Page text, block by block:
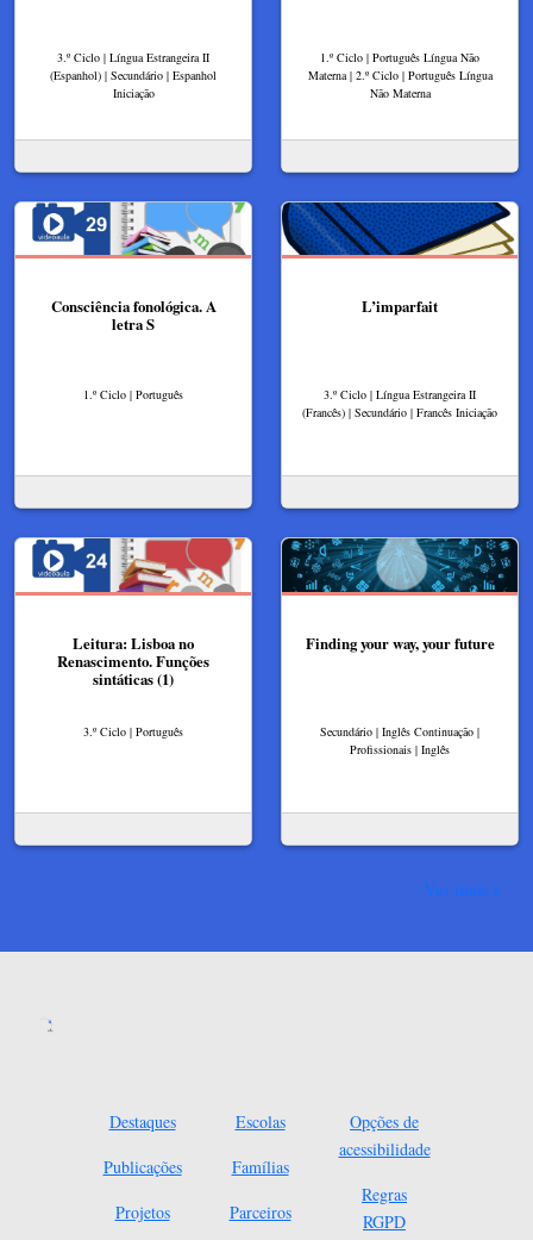
3.º Ciclo | Língua Estrangeira II
(Espanhol) | Secundário | Espanhol
Iniciação
1.º Ciclo | Português Língua Não
Materna | 2.º Ciclo | Português Língua
Não Materna
Consciência fonológica. A
letra S
1.º Ciclo | Português
L’imparfait
3.º Ciclo | Língua Estrangeira II
(Francês) | Secundário | Francês Iniciação
Leitura: Lisboa no
Renascimento. Funções
sintáticas (1)
3.º Ciclo | Português
Finding your way, your future
Secundário | Inglês Continuação |
Profissionais | Inglês
Ver mais
Destaques
Publicações
Projetos
Escolas
Famílias
Parceiros
Opções de
acessibilidade
Regras
RGPD